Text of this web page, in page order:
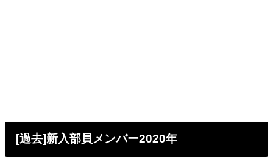
[過去]新入部員メンバー2020年